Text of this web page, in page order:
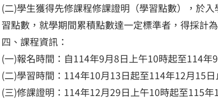
(二)學生獲得先修課程修課證明（學習點數），於
習點數，就學期間累積點數達一定標準者，得採計
四、課程資訊：
(一)報名時間：自114年9月8日上午10時起至114年
(二)學習時間：114年10月13日起至114年12月15日
(三)修課證明：114年12月29日上午10時起至115